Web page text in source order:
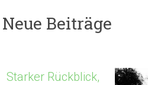
Neue Beiträge
Starker Rückblick,